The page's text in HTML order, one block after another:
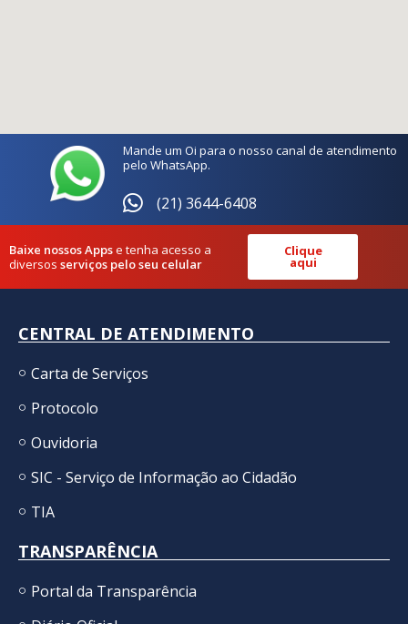
Mande um Oi para o nosso canal de atendimento
pelo WhatsApp.
(21) 3644-6408
Baixe nossos Appse tenha acesso a
diversos serviços pelo seu celular
Clique
aqui
CENTRAL DE ATENDIMENTO
Carta de Serviços
Protocolo
Ouvidoria
SIC - Serviço de Informação ao Cidadão
TIA
TRANSPARÊNCIA
Portal da Transparência